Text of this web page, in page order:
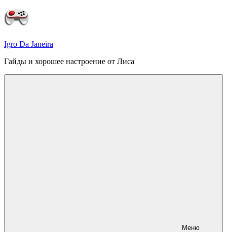
Перейти
к
содержимому
Igro Da Janeira
Гайды и хорошее настроение от Лиса
Меню